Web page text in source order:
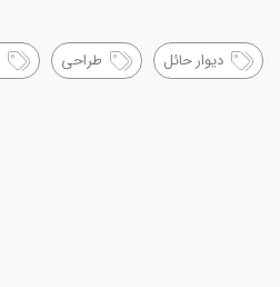
دیوار حائل طراحی